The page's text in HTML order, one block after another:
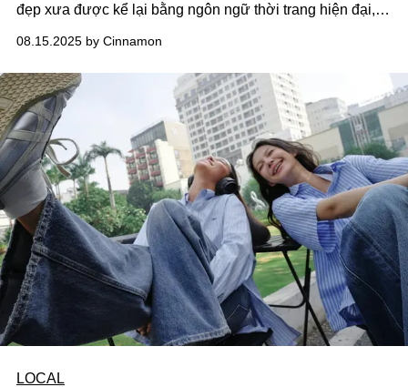
đẹp xưa được kể lại bằng ngôn ngữ thời trang hiện đại,
08.15.2025 by Cinnamon
LOCAL